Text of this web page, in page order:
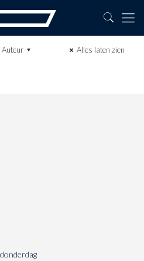
Auteur Alles laten zien